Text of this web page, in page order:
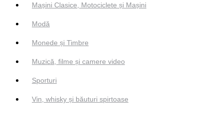
Mașini Clasice, Motociclete și Mașini
Modă
Monede și Timbre
Muzică, filme și camere video
Sporturi
Vin, whisky și băuturi spirtoase